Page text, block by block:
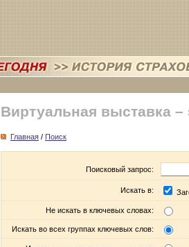
Виртуальная выставка –
Главная / Поиск
Поисковый запрос:
Искать в:
Не искать в ключевых словах:
Искать во всех группах ключевых слов: